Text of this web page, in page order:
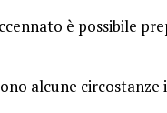
è possibile
alcune